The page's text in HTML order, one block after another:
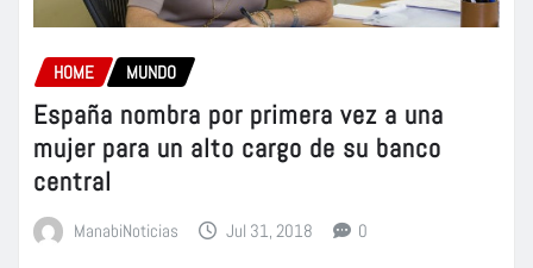
HOME MUNDO
España nombra por primera vez a una
mujer para un alto cargo de su banco
central
ManabiNoticias Jul 31, 2018 0